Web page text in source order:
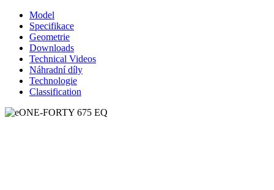
Model
Specifikace
Geometrie
Downloads
Technical Videos
Náhradní díly
Technologie
Classification